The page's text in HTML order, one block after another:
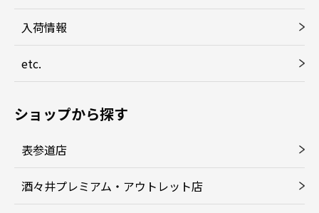
入荷情報
etc.
ショップから探す
表参道店
酒々井プレミアム・アウトレット店